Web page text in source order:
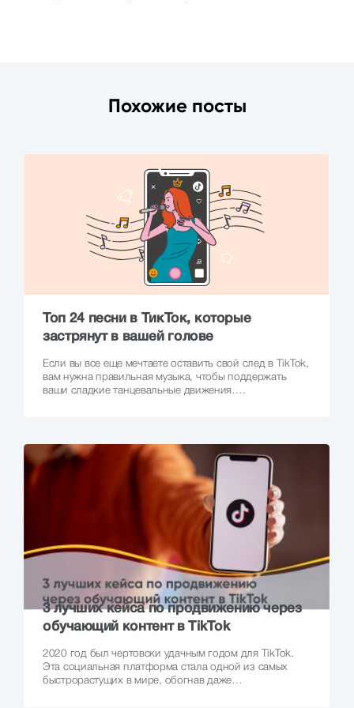
Похожие посты
Топ 24 песни в ТикТок, которые
застрянут в вашей голове
Если вы все еще мечтаете оставить свой след в TikTok,
вам нужна правильная музыка, чтобы поддержать
ваши сладкие танцевальные движения….
3 лучших кейса по продвижению через
обучающий контент в TikTok
2020 год был чертовски удачным годом для TikTok.
Эта социальная платформа стала одной из самых
быстрорастущих в мире, обогнав даже…